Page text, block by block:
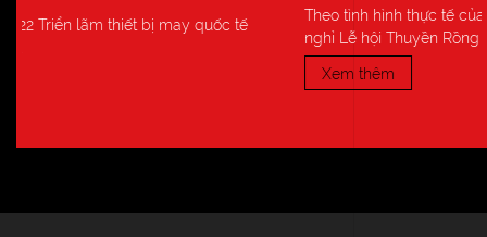
tế
Theo tình hình thực tế của công ty, Thông báo sắp xếp kỳ
nghỉ Lễ hội Thuyền Rồng nh...